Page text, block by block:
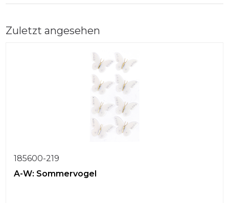
Zuletzt angesehen
185600-219
A-W: Sommervogel